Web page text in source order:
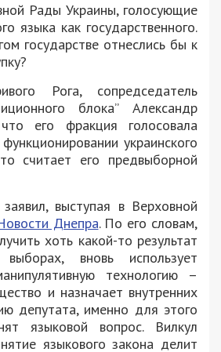
Рады Украины, голосующие
языка как государственного.
государстве отнеслись бы к
Рога, сопредседатель
блока” Александр
его фракция голосовала
украинского
считает его предвыборной
выступая в Верховной
Днепра. По его словам,
хоть какой-то результат
вновь использует
технологию –
и назначает внутренних
депутата, именно для этого
языковой вопрос. Вилкул
языкового закона делит